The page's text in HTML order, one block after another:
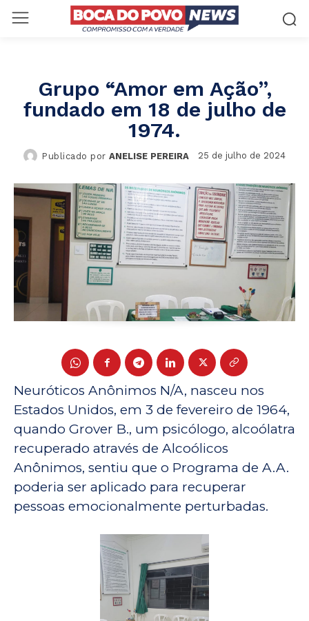
Grupo “Amor em Ação”,
fundado em 18 de julho de
1974.
Publicado por ANELISE PEREIRA 25 de julho de 2024
Neuróticos Anônimos N/A, nasceu nos
Estados Unidos, em 3 de fevereiro de 1964,
quando Grover B., um psicólogo, alcoólatra
recuperado através de Alcoólicos
Anônimos, sentiu que o Programa de A.A.
poderia ser aplicado para recuperar
pessoas emocionalmente perturbadas.